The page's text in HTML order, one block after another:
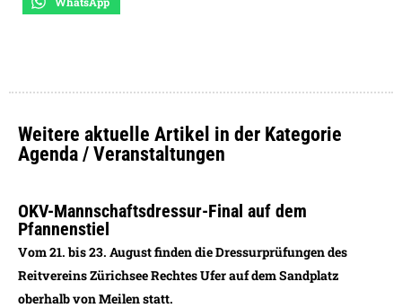
Weitere aktuelle Artikel in der Kategorie
Agenda / Veranstaltungen
OKV-Mannschaftsdressur-Final auf dem
Pfannenstiel
Vom 21. bis 23. August finden die Dressurprüfungen des
Reitvereins Zürichsee Rechtes Ufer auf dem Sandplatz
oberhalb von Meilen statt.